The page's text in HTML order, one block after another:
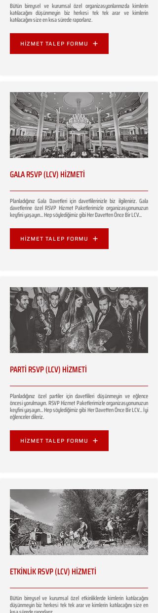
Bütün bireysel ve kurumsal özel organizasyonlarınızda kimlerin
katılacağını düşünmeyin biz herkesi tek tek arar ve kimlerin
katılacağını size en kısa sürede raporlarız.
HİZMET TALEP FORMU
GALA RSVP (LCV) HİZMETİ
Planladığınız Gala Davetleri için davetlilerinizle biz ilgileniriz. Gala
davetlerine özel RSVP Hizmet Paketlerimizle organizasyonunuzun
keyfini yaşayın... Hep söylediğimiz gibi Her Davetten Önce Bir LCV...
HİZMET TALEP FORMU
PARTİ RSVP (LCV) HİZMETİ
Planladığınız özel partiler için davetlileri düşünmeyin ve eğlence
öncesi yorulmayın. RSVP Hizmet Paketlerimizle organizasyonunuzun
keyfini yaşayın... Hep söylediğimiz gibi Her Davetten Önce Bir LCV... İyi
eğlenceler dileriz.
HİZMET TALEP FORMU
ETKİNLİK RSVP (LCV) HİZMETİ
Bütün bireysel ve kurumsal özel etkinliklerde kimlerin katılacağını
düşünmeyin biz herkesi tek tek arar ve kimlerin katılacağını size en